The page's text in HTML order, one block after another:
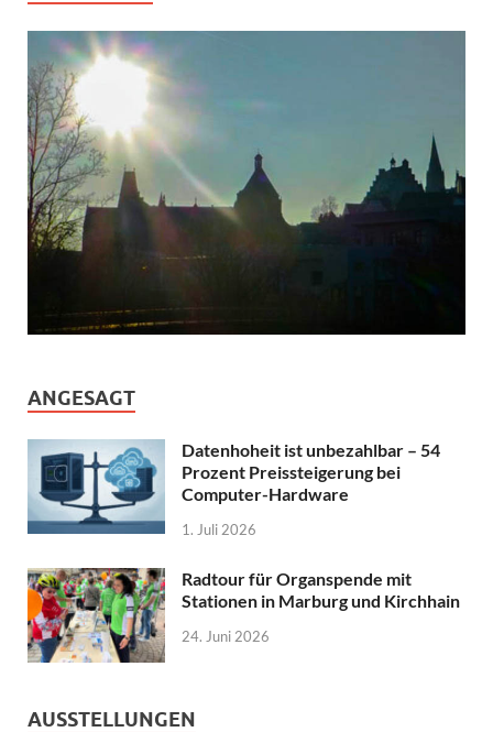
ANGESAGT
Datenhoheit ist unbezahlbar – 54
Prozent Preissteigerung bei
Computer-Hardware
1. Juli 2026
Radtour für Organspende mit
Stationen in Marburg und Kirchhain
24. Juni 2026
AUSSTELLUNGEN